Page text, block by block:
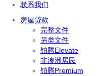
联系我们
房屋贷款
完整文件
另类文件
铂腾Elevate
非澳洲居民
铂腾Premium